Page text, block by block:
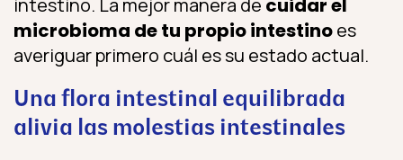
microbioma de tu propio intestinoes
averiguar primero cuál es su estado actual.
Una flora intestinal equilibrada
alivia las molestias intestinales